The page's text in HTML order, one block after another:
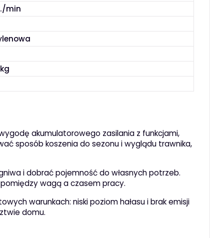
min
akumulatorowego zasilania z funkcjami,
sposób koszenia do sezonu i wyglądu trawnika,
i dobrać pojemność do własnych potrzeb.
wagą a czasem pracy.
warunkach: niski poziom hałasu i brak emisji
domu.